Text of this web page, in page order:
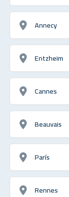
Annecy
Entzheim
Cannes
Beauvais
París
Rennes